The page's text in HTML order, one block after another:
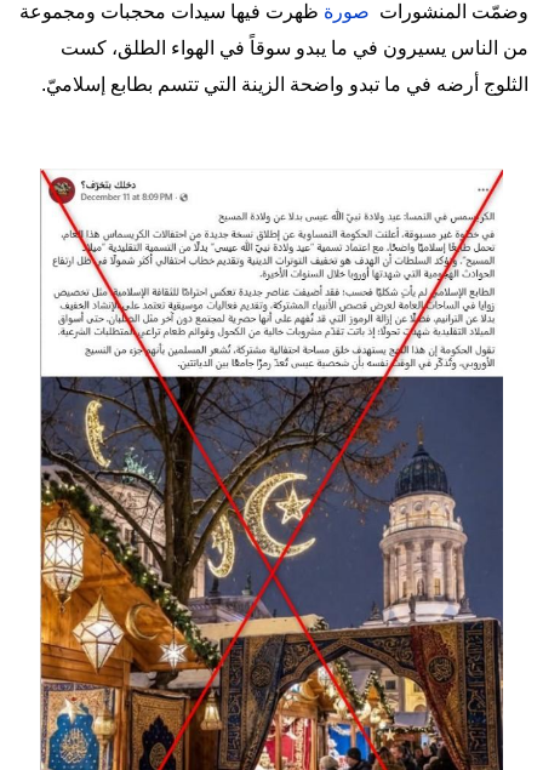
وضمّت المنشورات صورة ظهرت فيها سيدات محجبات ومجموعة
من الناس يسيرون في ما يبدو سوقاً في الهواء الطلق، كست
الثلوج أرضه في ما تبدو واضحة الزينة التي تتسم بطابع إسلاميّ.
Image